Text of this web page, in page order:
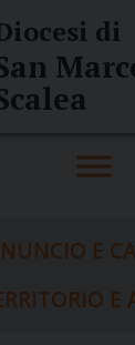
di
E
E